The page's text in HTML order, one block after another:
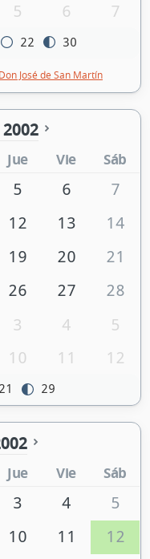
5 6 7
22 30
José de San Martín
2002
Jue Vie Sáb
5 6
7
12 13
14
19 20
21
26 27
28
3 4
5
10 11 12
29
Jue Vie Sáb
3 4
5
10 11
12